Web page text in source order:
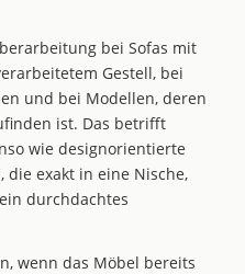
bei Sofas mit
Gestell, bei
und bei Modellen, deren
ist. Das betrifft
wie designorientierte
die exakt in eine Nische,
durchdachtes
wenn das Möbel bereits